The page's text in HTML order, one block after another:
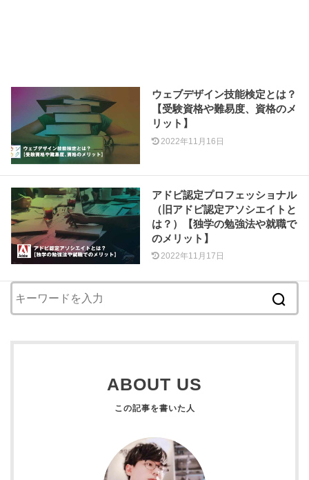
ウェブデザイン技能検定とは？
【受験資格や難易度、資格のメ
リット】
2022年11月16日
アドビ認定プロフェッショナル
（旧アドビ認定アソシエイトと
は？）【独学の勉強法や就職で
のメリット】
2022年11月17日
ABOUT US